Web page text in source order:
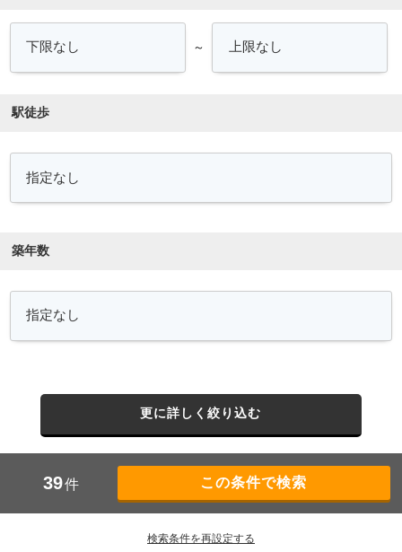
～
駅徒歩
築年数
更に詳しく絞り込む
39件
検索条件を再設定する